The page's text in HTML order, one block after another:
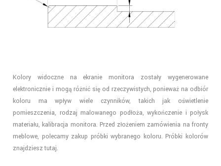
Kolory widoczne na ekranie monitora zostały wygenerowane
elektronicznie i mogą różnić się od rzeczywistych, ponieważ na odbiór
koloru ma wpływ wiele czynników, takich jak oświetlenie
pomieszczenia, rodzaj malowanego podłoża, wykończenie i połysk
materiału, kalibracja monitora. Przed złożeniem zamówienia na fronty
meblowe, polecamy zakup próbki wybranego koloru. Próbki kolorów
znajdziesztutaj.